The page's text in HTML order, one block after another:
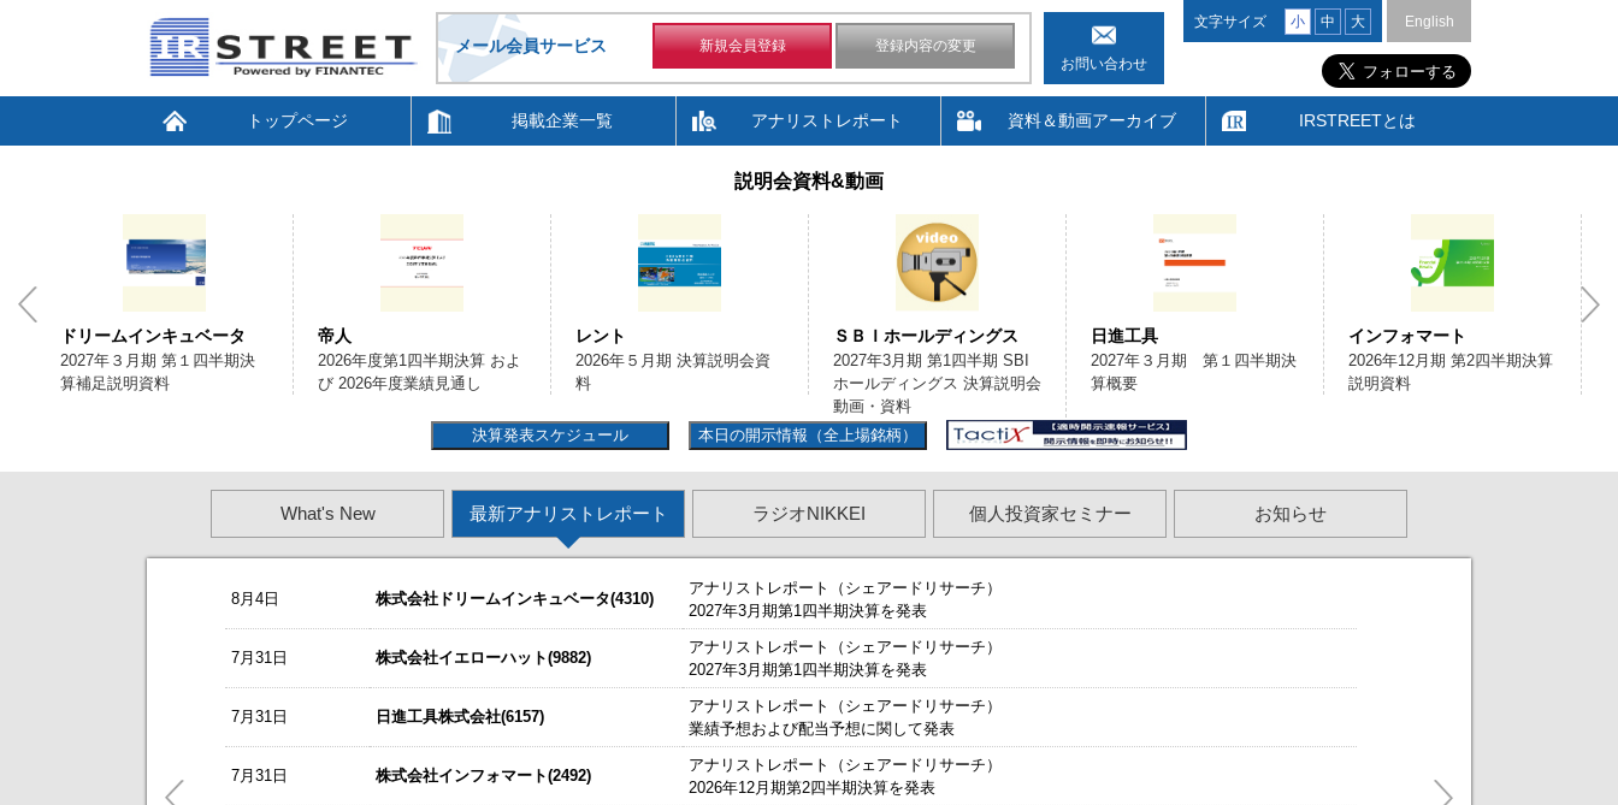
メール会員サービス 新規会員登録
登録内容の変更
お問い合わせ
文字サイズ 小 中 大 English
トップページ 掲載企業一覧 アナリストレポート 資料＆動画アーカイブ IRSTREETとは
説明会資料&動画
ドリームインキュベータ
2027年３月期 第１四半期決
算補足説明資料
帝人
2026年度第1四半期決算 およ
び 2026年度業績見通し
レント
2026年５月期 決算説明会資
料
ＳＢＩホールディングス
2027年3月期 第1四半期 SBI
ホールディングス 決算説明会
動画・資料
日進工具
2027年３月期 第１四半期決
算概要
インフォマート
2026年12月期 第2四半期決算
説明資料
決算発表スケジュール 本日の開示情報（全上場銘柄）
What's New 最新アナリストレポート ラジオNIKKEI 個人投資家セミナー お知らせ
2026/08/06 NEW
2026年12月期第２四半期決算補足説明資料
2026年12月期 第２四半期（中間期）決算短信〔日本基準〕（非連結）
決算補足説明資料（2027年3月期第1四半期決算説明資料）
8月4日 株式会社ドリームインキュベータ(4310)
アナリストレポート（シェアードリサーチ）
2027年3月期第1四半期決算を発表
7月31日 株式会社イエローハット(9882)
アナリストレポート（シェアードリサーチ）
2027年3月期第1四半期決算を発表
7月31日 日進工具株式会社(6157)
アナリストレポート（シェアードリサーチ）
業績予想および配当予想に関して発表
7月31日 株式会社インフォマート(2492)
アナリストレポート（シェアードリサーチ）
2026年12月期第2四半期決算を発表
これまで開催した、個人投資家向けIRセミナーやオンラインIRセミナーの内容を動画にてご覧いただけます。
お知らせ
8/3カバー(5253)の掲載を開始いたしました。
8/3日本テクノ・ラボ(3849)の掲載を開始いたしました。
5/21 梅の花グループ(7604)の掲載を開始いたしました。 今すぐ登録